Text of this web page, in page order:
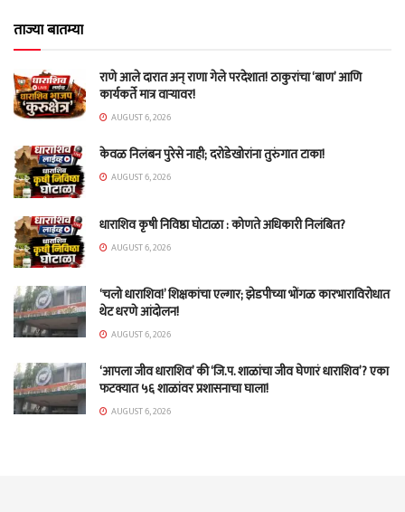
ताज्या बातम्या
राणे आले दारात अन् राणा गेले परदेशात! ठाकुरांचा ‘बाण’ आणि
कार्यकर्ते मात्र वाऱ्यावर!
AUGUST 6, 2026
केवळ निलंबन पुरेसे नाही; दरोडेखोरांना तुरुंगात टाका!
AUGUST 6, 2026
धाराशिव कृषी निविष्ठा घोटाळा : कोणते अधिकारी निलंबित?
AUGUST 6, 2026
‘चलो धाराशिव!’ शिक्षकांचा एल्गार; झेडपीच्या भोंगळ कारभाराविरोधात
थेट धरणे आंदोलन!
AUGUST 6, 2026
‘आपला जीव धाराशिव’ की ‘जि.प. शाळांचा जीव घेणारं धाराशिव’? एका
फटक्यात ५६ शाळांवर प्रशासनाचा घाला!
AUGUST 6, 2026